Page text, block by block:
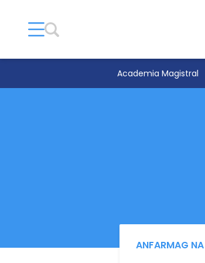
Academia Magistral
ANFARMAG